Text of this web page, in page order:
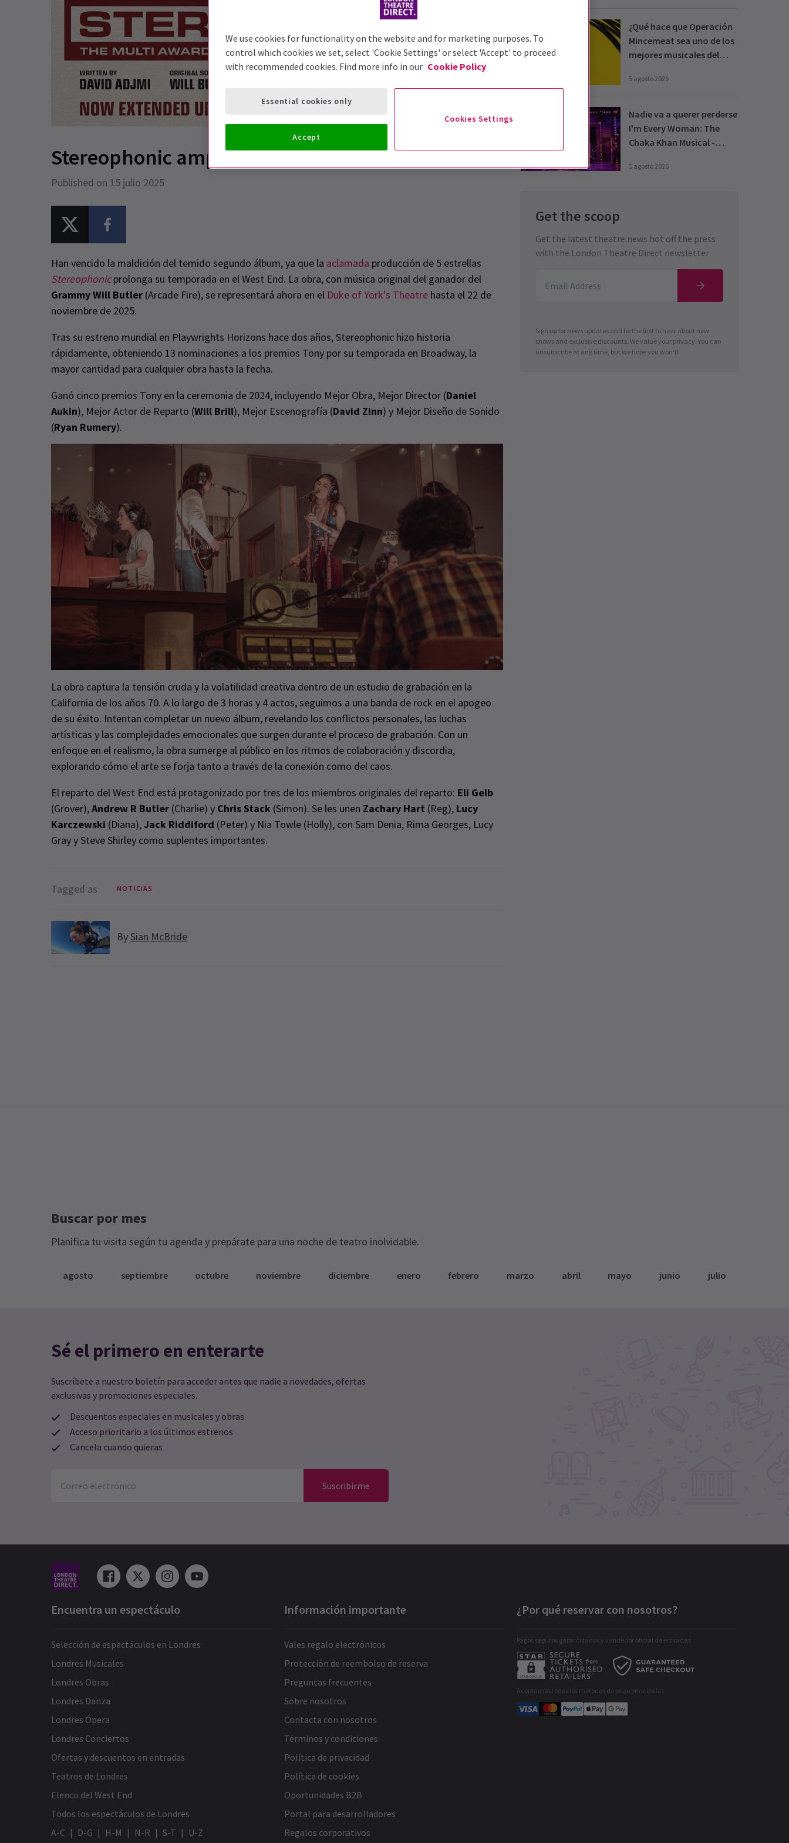
Stereophonic amplía la trayectoria en el West End
Published on 15 julio 2025
Han vencido la maldición del temido segundo álbum, ya que la aclamada producción de 5 estrellas
Stereophonicprolonga su temporada en el West End. La obra, con música original del ganador del
Grammy Will Butler (Arcade Fire), se representará ahora en el Duke of York's Theatre hasta el 22 de
noviembre de 2025.
Tras su estreno mundial en Playwrights Horizons hace dos años, Stereophonic hizo historia
rápidamente, obteniendo 13 nominaciones a los premios Tony por su temporada en Broadway, la
mayor cantidad para cualquier obra hasta la fecha.
Ganó cinco premios Tony en la ceremonia de 2024, incluyendo Mejor Obra, Mejor Director (Daniel
Aukin), Mejor Actor de Reparto (Will Brill), Mejor Escenografía (David Zinn) y Mejor Diseño de Sonido
(Ryan Rumery).
La obra captura la tensión cruda y la volatilidad creativa dentro de un estudio de grabación en la
California de los años 70. A lo largo de 3 horas y 4 actos, seguimos a una banda de rock en el apogeo
de su éxito. Intentan completar un nuevo álbum, revelando los conflictos personales, las luchas
artísticas y las complejidades emocionales que surgen durante el proceso de grabación. Con un
enfoque en el realismo, la obra sumerge al público en los ritmos de colaboración y discordia,
explorando cómo el arte se forja tanto a través de la conexión como del caos.
El reparto del West End está protagonizado por tres de los miembros originales del reparto: Eli Gelb
(Grover), Andrew R Butler (Charlie) y Chris Stack (Simon). Se les unen Zachary Hart (Reg), Lucy
Karczewski (Diana), Jack Riddiford (Peter) y Nia Towle (Holly), con Sam Denia, Rima Georges, Lucy
Gray y Steve Shirley como suplentes importantes.
Tagged as NOTICIAS
By Sian McBride
¿Qué hace que Operación
Mincemeat sea uno de los
mejores musicales del
5 agosto 2026
Nadie va a querer perderse
I'm Every Woman: The
Chaka Khan Musical -
5 agosto 2026
Get the scoop
Get the latest theatre news hot off the press
with the London Theatre Direct newsletter
Sign up for news updates and be the first to hear about new
shows and exclusive discounts. We value your privacy. You can
unsubscribe at any time, but we hope you won't!
Buscar por mes
Planifica tu visita según tu agenda y prepárate para una noche de teatro inolvidable.
agosto septiembre octubre noviembre diciembre enero febrero marzo abril mayo junio julio
Sé el primero en enterarte
Suscríbete a nuestro boletín para acceder antes que nadie a novedades, ofertas
exclusivas y promociones especiales.
Descuentos especiales en musicales y obras
Acceso prioritario a los últimos estrenos
Cancela cuando quieras
Suscribirme
Encuentra un espectáculo
Selección de espectáculos en Londres
Londres Musicales
Londres Obras
Londres Danza
Londres Ópera
Londres Conciertos
Ofertas y descuentos en entradas
Teatros de Londres
Elenco del West End
Todos los espectáculos de Londres
A-C
D-G H-M N-R S-T U-Z
Información importante
Vales regalo electrónicos
Protección de reembolso de reserva
Preguntas frecuentes
Sobre nosotros
Contacta con nosotros
Términos y condiciones
Política de privacidad
Política de cookies
Oportunidades B2B
Portal para desarrolladores
Regalos corporativos
¿Por qué reservar con nosotros?
Pagos seguros garantizados y vendedor oficial de entradas
Aceptamos todos los métodos de pago principales
We use cookies for functionality on the website and for marketing purposes. To
control which cookies we set, select 'Cookie Settings' or select 'Accept' to proceed
with recommended cookies. Find more info in our Cookie Policy
Cookies Settings
Essential cookies only
Accept